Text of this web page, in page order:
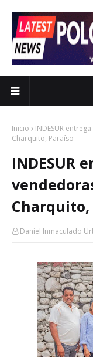
Inicio
INDESUR
Charquito, Paraíso
INDESUR
Charquito,
Daniel Inmaculado